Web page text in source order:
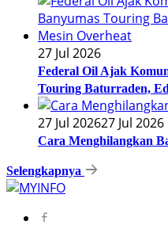
27 Jul 2026
Federal Oil Ajak
Touring Baturraden,
27 Jul 202627 Jul 2026
Cara Menghilangkan
Selengkapnya